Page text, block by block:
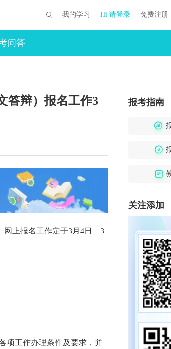
我的学习 Hi 请登录 免费注册
问答
答辩）报名工作3
网上报名工作定于3月4日—3
项工作办理条件及要求，并
报考指南
关注添加